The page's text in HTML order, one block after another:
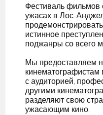
Фестиваль фильмов
ужасах в Лос-
истинное
поджанры со всего
Мы предоставляем
с аудиторией,
другими
разделяют свою
ужасающим кино.